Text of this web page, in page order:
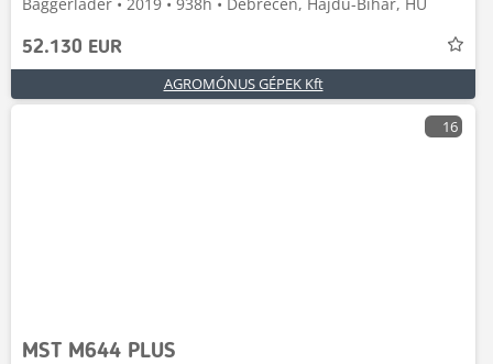
52.130 EUR
AGROMÓNUS GÉPEK Kft
16
MST M644 PLUS